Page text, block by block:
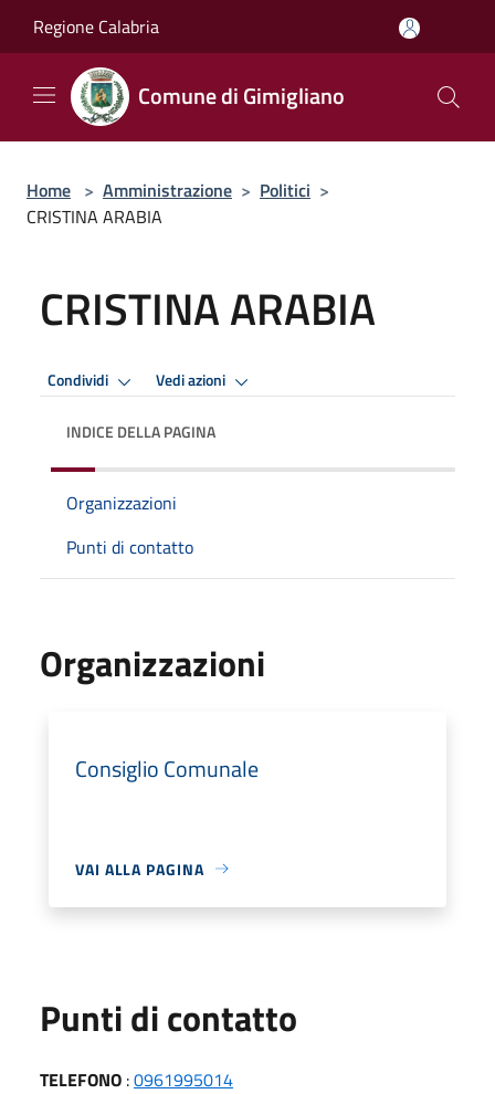
Regione Calabria
Comune di Gimigliano
Home > Amministrazione > Politici >
CRISTINA ARABIA
CRISTINA ARABIA
Condividi Vedi azioni
INDICE DELLA PAGINA
Organizzazioni
Punti di contatto
Organizzazioni
Consiglio Comunale
VAI ALLA PAGINA
Punti di contatto
TELEFONO :0961995014